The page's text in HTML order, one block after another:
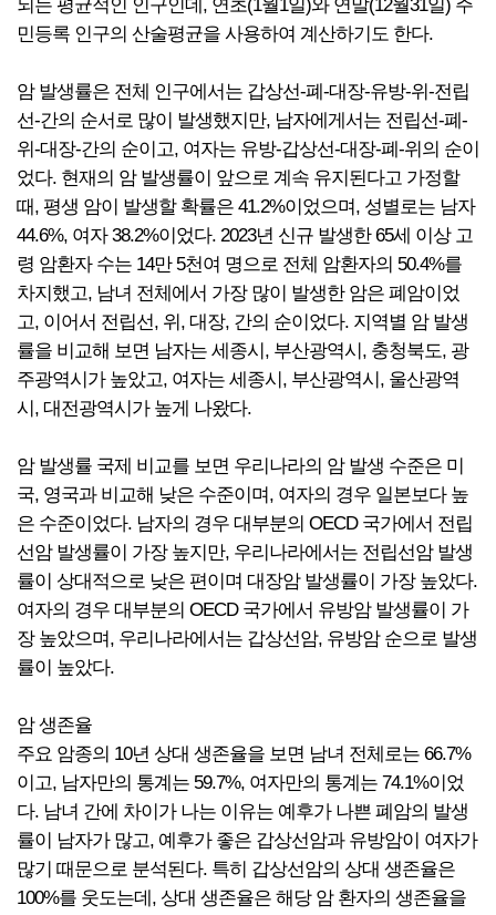
되는 평균적인 인구인데, 연초(1월1일)와 연말(12월31일) 주
민등록 인구의 산술평균을 사용하여 계산하기도 한다.
암 발생률은 전체 인구에서는 갑상선-폐-대장-유방-위-전립
선-간의 순서로 많이 발생했지만, 남자에게서는 전립선-폐-
위-대장-간의 순이고, 여자는 유방-갑상선-대장-폐-위의 순이
었다. 현재의 암 발생률이 앞으로 계속 유지된다고 가정할
때, 평생 암이 발생할 확률은 41.2%이었으며, 성별로는 남자
44.6%, 여자 38.2%이었다. 2023년 신규 발생한 65세 이상 고
령 암환자 수는 14만 5천여 명으로 전체 암환자의 50.4%를
차지했고, 남녀 전체에서 가장 많이 발생한 암은 폐암이었
고, 이어서 전립선, 위, 대장, 간의 순이었다. 지역별 암 발생
률을 비교해 보면 남자는 세종시, 부산광역시, 충청북도, 광
주광역시가 높았고, 여자는 세종시, 부산광역시, 울산광역
시, 대전광역시가 높게 나왔다.
암 발생률 국제 비교를 보면 우리나라의 암 발생 수준은 미
국, 영국과 비교해 낮은 수준이며, 여자의 경우 일본보다 높
은 수준이었다. 남자의 경우 대부분의 OECD 국가에서 전립
선암 발생률이 가장 높지만, 우리나라에서는 전립선암 발생
률이 상대적으로 낮은 편이며 대장암 발생률이 가장 높았다.
여자의 경우 대부분의 OECD 국가에서 유방암 발생률이 가
장 높았으며, 우리나라에서는 갑상선암, 유방암 순으로 발생
률이 높았다.
암 생존율
주요 암종의 10년 상대 생존율을 보면 남녀 전체로는 66.7%
이고, 남자만의 통계는 59.7%, 여자만의 통계는 74.1%이었
다. 남녀 간에 차이가 나는 이유는 예후가 나쁜 폐암의 발생
률이 남자가 많고, 예후가 좋은 갑상선암과 유방암이 여자가
많기 때문으로 분석된다. 특히 갑상선암의 상대 생존율은
100%를 웃도는데, 상대 생존율은 해당 암 환자의 생존율을